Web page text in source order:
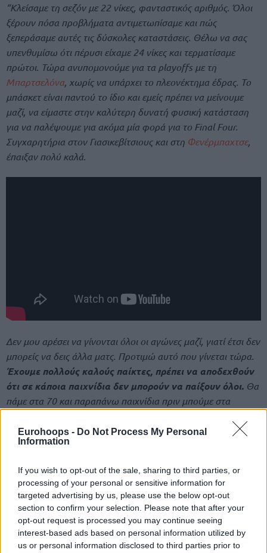
Eurohoops - Do Not Process My Personal
Information
If you wish to opt-out of the sale, sharing to third parties, or
processing of your personal or sensitive information for
targeted advertising by us, please use the below opt-out
section to confirm your selection. Please note that after your
opt-out request is processed you may continue seeing
interest-based ads based on personal information utilized by
us or personal information disclosed to third parties prior to
“Κλείσαμε τη σεζόν με 22 νίκες, φανταστικός αριθμός. Όλοι
ξέρουν πόσα προβλήματα αντιμετωπίσαμε και πώς
ξεπεράσαμε αυτές τις δύσκολες καταστάσεις. Θέλω να σας
υπενθυμίσω ότι πέρυσι είχαμε 24 νίκες και τερματίσαμε
πρώτοι. Τώρα ανυπομονούμε για τα playoffs με τη
Μπαρτσελόνα, χωρίς να υπάρχει το πλεονέκτημα έδρας. Το
μπάσκετ είναι παντού το ίδιο και εμείς πρέπει να μείνουμε
μαζί, να είμαστε στην καλύτερη δυνατή φυσική κατάσταση
για να παλέψουμε για ακόμα μία φορά για το Final Four.
Συγχαρητήρια στον Γιασικεβίτσιους και στη Φενέρμπαχτσε,
έπαιξαν πολύ καλά.
Δεν μου αρέσει να γίνονται όλοι οι αγώνες μαζί, γιατί έτσι δεν
μπορείς να δεις άλλα ματς. Προτιμώ αυτό που γίνεται τώρα.
Έχουμε πολλούς καλούς παίκτες, πρέπει να αποδεχθούν
ότι σε κάποια παιχνίδια δεν μπορούν να παίξουν όλοι. Θα
πάμε στα 70 και παραπάνω παιχνίδια πριν μπούμε στα
ομάδες το καλοκαίρι. Σε κάποια ματς σου λέει ο παίκτης με
τον τρόπο του “δεν μπορώ να παίξω άλλο”. Εγώ είμαι εδώ